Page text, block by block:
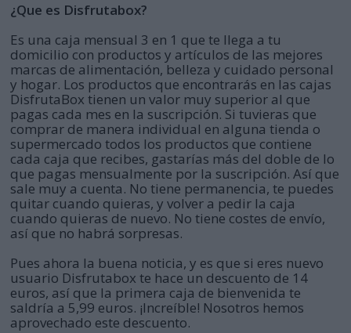
¿Que es Disfrutabox?
Es una caja mensual 3 en 1 que te llega a tu
domicilio con productos y artículos de las mejores
marcas de alimentación, belleza y cuidado personal
y hogar. Los productos que encontrarás en las cajas
DisfrutaBox tienen un valor muy superior al que
pagas cada mes en la suscripción. Si tuvieras que
comprar de manera individual en alguna tienda o
supermercado todos los productos que contiene
cada caja que recibes, gastarías más del doble de lo
que pagas mensualmente por la suscripción. Así que
sale muy a cuenta. No tiene permanencia, te puedes
quitar cuando quieras, y volver a pedir la caja
cuando quieras de nuevo. No tiene costes de envío,
así que no habrá sorpresas.
Pues ahora la buena noticia, y es que si eres nuevo
usuario Disfrutabox te hace un descuento de 14
euros, así que la primera caja de bienvenida te
saldría a 5,99 euros. ¡Increíble! Nosotros hemos
aprovechado este descuento.